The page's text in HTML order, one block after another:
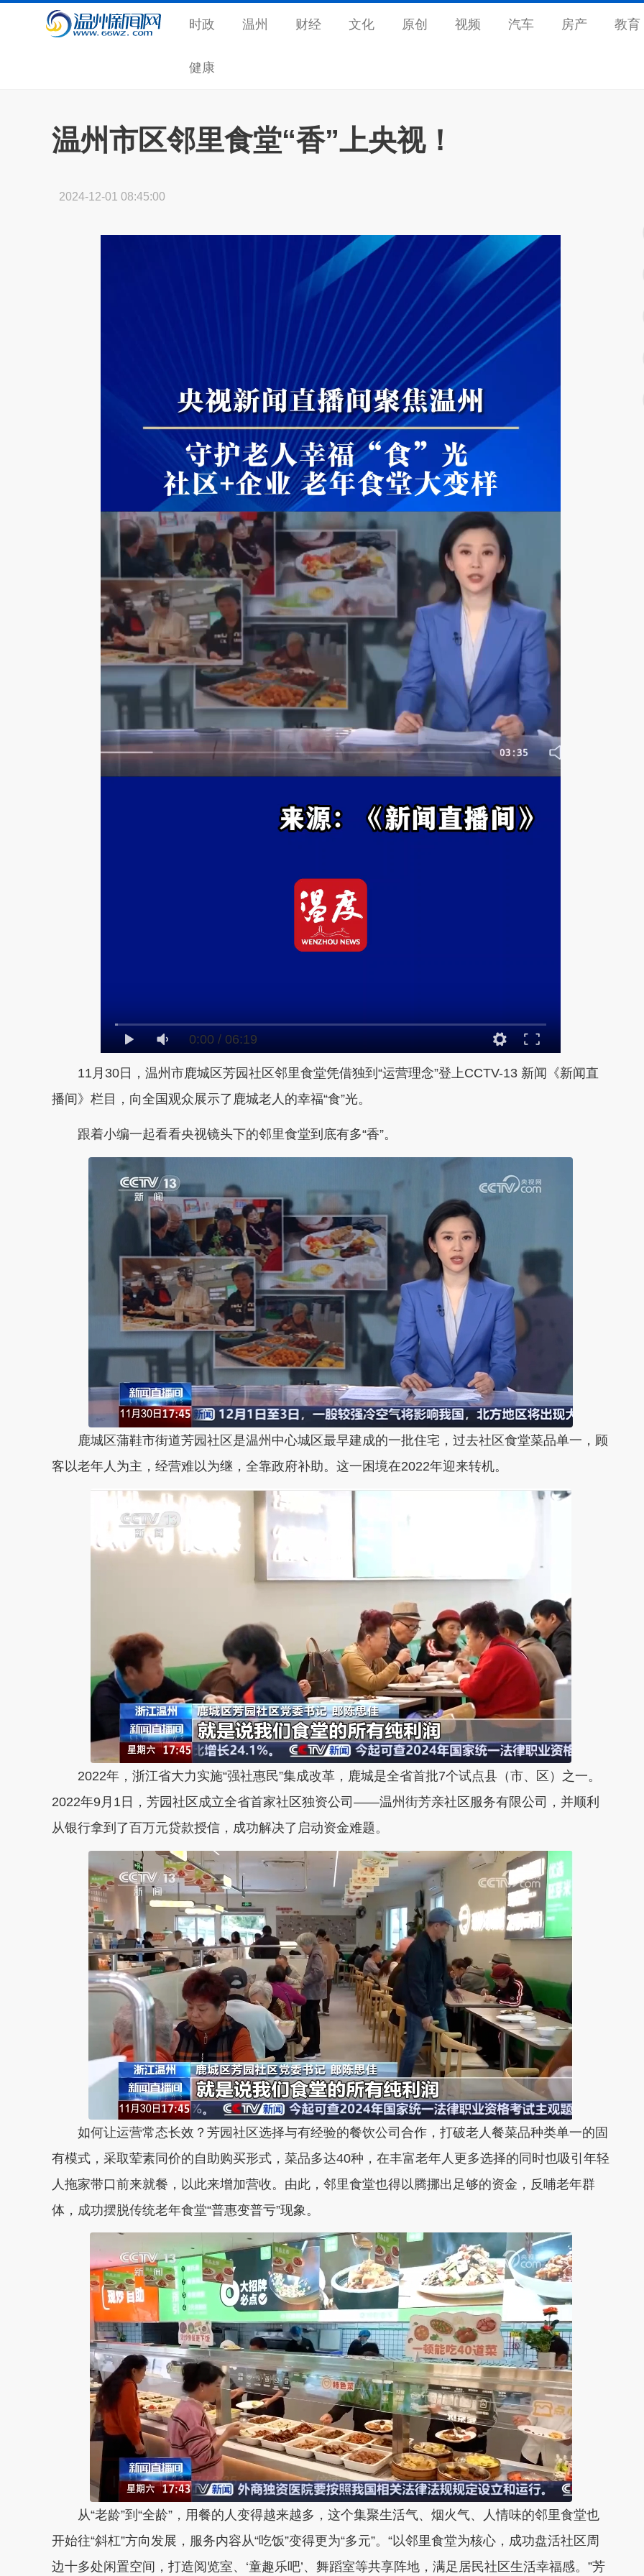
时政 温州 财经 文化 原创 视频 汽车 房产 教育
健康
温州市区邻里食堂“香”上央视！
2024-12-01 08:45:00
0:00 / 06:19
11月30日，温州市鹿城区芳园社区邻里食堂凭借独到“运营理念”登上CCTV-13 新闻《新闻直
播间》栏目 ， 向全国观众展示了鹿城老人的幸福“食”光。
跟着小编一起看看央视镜头下的邻里食堂到底有多“香”。
鹿城区蒲鞋市街道芳园社区是温州中心城区最早建成的一批住宅，过去社区食堂菜品单一，顾
客以老年人为主，经营难以为继，全靠政府补助。这一困境在2022年迎来转机。
2022年，浙江省大力实施“强社惠民”集成改革，鹿城是全省首批7个试点县（市、区）之一。
2022年9月1日，芳园社区成立全省首家社区独资公司——温州街芳亲社区服务有限公司，并顺利
从银行拿到了百万元贷款授信，成功解决了启动资金难题。
如何让运营常态长效？芳园社区选择与有经验的餐饮公司合作，打破老人餐菜品种类单一的固
有模式， 采取荤素同价的自助购买形式，菜品多达40种， 在丰富老年人更多选择的同时也吸引年轻
人拖家带口前来就餐，以此来增加营收。由此， 邻里食堂也得以腾挪出足够的资金，反哺老年群
体，成功摆脱传统老年食堂“普惠变普亏”现象。
从“老龄”到“全龄”，用餐的人变得越来越多，这个集聚生活气、烟火气、人情味的邻里食堂也
开始往“斜杠”方向发展，服务内容从“吃饭”变得更为“多元”。“以邻里食堂为核心，成功盘活社区周
边十多处闲置空间，打造阅览室、‘童趣乐吧’、舞蹈室等共享阵地，满足居民社区生活幸福感。”芳